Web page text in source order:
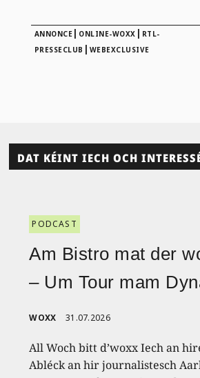
ANNONCE | ONLINE-WOXX | RTL-
PRESSECLUB | WEBEXCLUSIVE
DAT KÉINT IECH OCH
PODCAST
Am Bistro mat der
– Um Tour mam
WOXX 31.07.2026
All Woch bitt d’woxx Iech an
Abléck an hir journalistesch